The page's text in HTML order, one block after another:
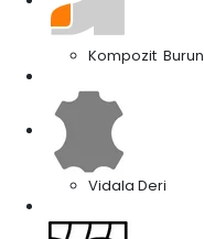
Kompozit Burun
Vidala Deri